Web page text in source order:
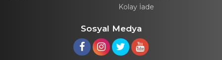
Kolay İade
Sosyal Medya